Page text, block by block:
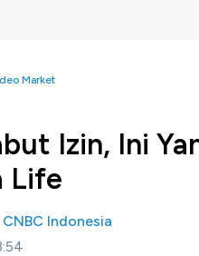
Market
Izin, Ini
Life
CNBC Indonesia